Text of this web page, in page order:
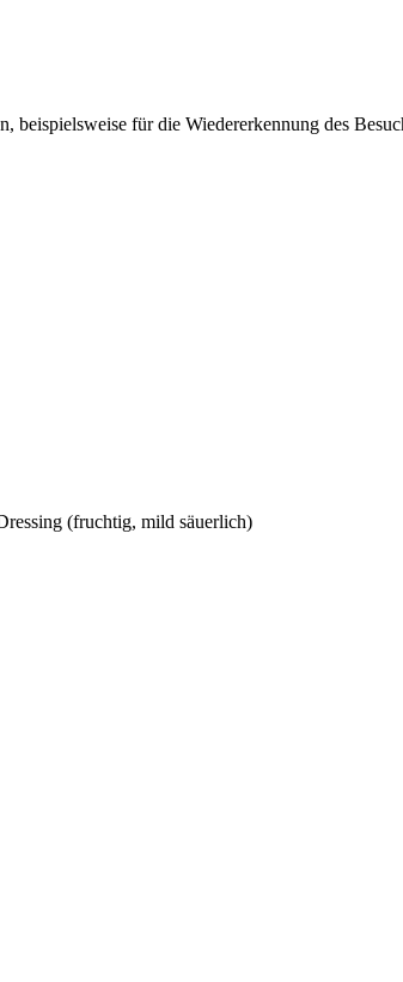
beispielsweise für die Wiedererkennung des
(fruchtig, mild säuerlich)